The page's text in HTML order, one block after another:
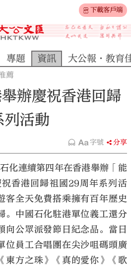
下載客戶端
專題 資訊 大公報·教育
薦
辦慶祝香港回歸
列活動
字號 分享
化連續第四年在香港舉辦「能
香港回歸祖國29周年系列活
客全天免費搭乘擁有百年歷史
。中國石化駐港單位義工還分
向公眾派發節日紀念品。當日
位員工合唱團在尖沙咀碼頭廣
東方之珠》《真的愛你》《歌